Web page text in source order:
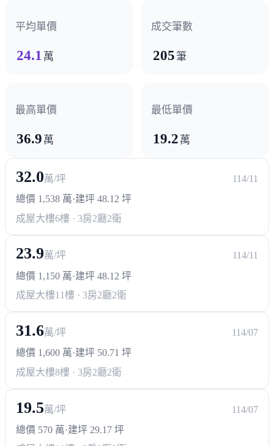
平均單價
24.1 萬
成交筆數
205筆
最高單價
36.9 萬
最低單價
19.2 萬
32.0萬/坪
114/11
總價 1,538 萬·建坪 48.12 坪
成屋大樓6樓 · 3房2廳2衛
23.9萬/坪
114/11
總價 1,150 萬·建坪 48.12 坪
成屋大樓11樓 · 3房2廳2衛
31.6萬/坪
114/07
總價 1,600 萬·建坪 50.71 坪
成屋大樓8樓 · 3房2廳2衛
19.5萬/坪
114/07
總價 570 萬·建坪 29.17 坪